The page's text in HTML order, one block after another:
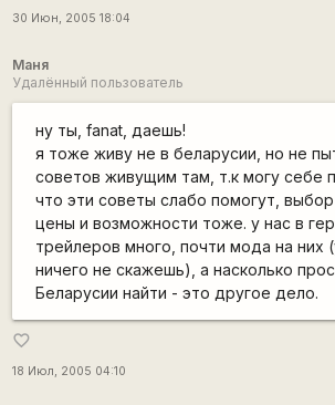
30 Июн, 2005 18:04
Маня
Удалённый пользователь
ну ты, fanat, даешь!
я тоже живу не в беларусии, но не
советов живущим там, т.к могу себе
что эти советы слабо помогут,
цены и возможности тоже. у нас в
трейлеров много, почти мода на них
ничего не скажешь), а насколько
Беларусии найти - это другое дело.
favorite_border
18 Июл, 2005 04:10